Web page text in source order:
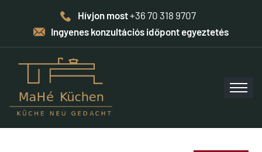
Hívjon most+36 70 318 9707
Ingyenes konzultációs időpont egyeztetés